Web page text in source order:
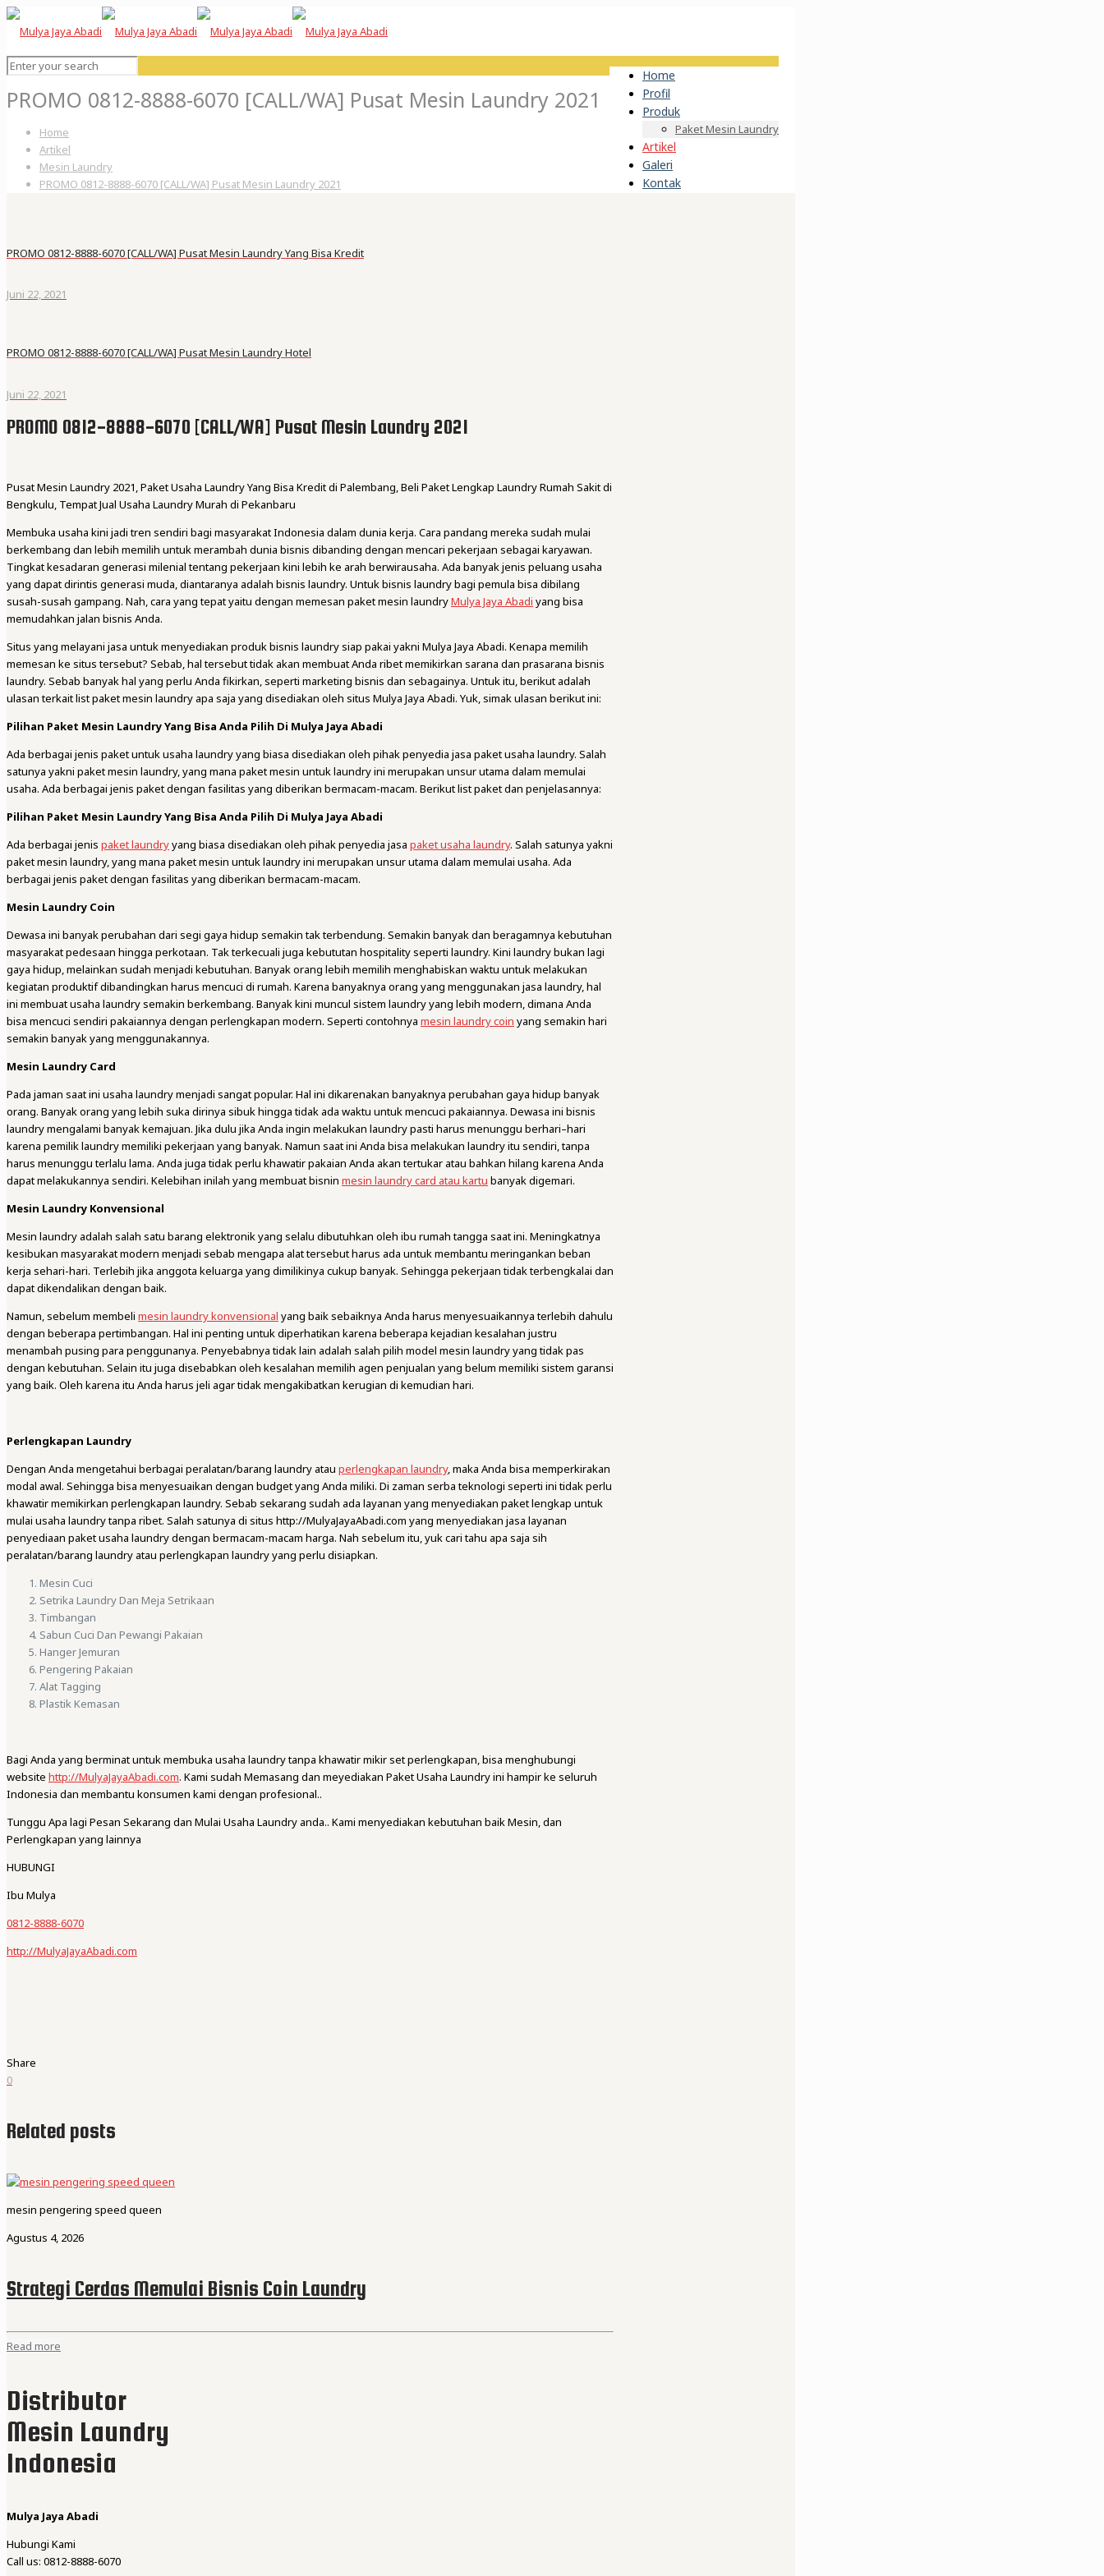
Home
Profil
Produk
Paket Mesin Laundry
Artikel
Galeri
Kontak
PROMO 0812-8888-6070 [CALL/WA] Pusat Mesin Laundry 2021
Home
Artikel
Mesin Laundry
PROMO 0812-8888-6070 [CALL/WA] Pusat Mesin Laundry 2021
PROMO 0812-8888-6070 [CALL/WA] Pusat Mesin Laundry Yang Bisa Kredit
Juni 22, 2021
PROMO 0812-8888-6070 [CALL/WA] Pusat Mesin Laundry Hotel
Juni 22, 2021
PROMO 0812-8888-6070 [CALL/WA] Pusat Mesin Laundry 2021
Pusat Mesin Laundry 2021, Paket Usaha Laundry Yang Bisa Kredit di Palembang, Beli Paket Lengkap Laundry Rumah Sakit di
Bengkulu, Tempat Jual Usaha Laundry Murah di Pekanbaru
Membuka usaha kini jadi tren sendiri bagi masyarakat Indonesia dalam dunia kerja. Cara pandang mereka sudah mulai
berkembang dan lebih memilih untuk merambah dunia bisnis dibanding dengan mencari pekerjaan sebagai karyawan.
Tingkat kesadaran generasi milenial tentang pekerjaan kini lebih ke arah berwirausaha. Ada banyak jenis peluang usaha
yang dapat dirintis generasi muda, diantaranya adalah bisnis laundry. Untuk bisnis laundry bagi pemula bisa dibilang
susah-susah gampang. Nah, cara yang tepat yaitu dengan memesan paket mesin laundryMulya Jaya Abadi yang bisa
memudahkan jalan bisnis Anda.
Situs yang melayani jasa untuk menyediakan produk bisnis laundry siap pakai yakni Mulya Jaya Abadi. Kenapa memilih
memesan ke situs tersebut? Sebab, hal tersebut tidak akan membuat Anda ribet memikirkan sarana dan prasarana bisnis
laundry. Sebab banyak hal yang perlu Anda fikirkan, seperti marketing bisnis dan sebagainya. Untuk itu, berikut adalah
ulasan terkait list paket mesin laundry apa saja yang disediakan oleh situs Mulya Jaya Abadi. Yuk, simak ulasan berikut ini:
Pilihan Paket Mesin Laundry Yang Bisa Anda Pilih Di Mulya Jaya Abadi
Ada berbagai jenis paket untuk usaha laundry yang biasa disediakan oleh pihak penyedia jasa paket usaha laundry. Salah
satunya yakni paket mesin laundry, yang mana paket mesin untuk laundry ini merupakan unsur utama dalam memulai
usaha. Ada berbagai jenis paket dengan fasilitas yang diberikan bermacam-macam. Berikut list paket dan penjelasannya:
Pilihan Paket Mesin Laundry Yang Bisa Anda Pilih Di Mulya Jaya Abadi
Ada berbagai jenis paket laundryyang biasa disediakan oleh pihak penyedia jasa paket usaha laundry. Salah satunya yakni
paket mesin laundry, yang mana paket mesin untuk laundry ini merupakan unsur utama dalam memulai usaha. Ada
berbagai jenis paket dengan fasilitas yang diberikan bermacam-macam.
Mesin Laundry Coin
Dewasa ini banyak perubahan dari segi gaya hidup semakin tak terbendung. Semakin banyak dan beragamnya kebutuhan
masyarakat pedesaan hingga perkotaan. Tak terkecuali juga kebututan hospitality seperti laundry. Kini laundry bukan lagi
gaya hidup, melainkan sudah menjadi kebutuhan. Banyak orang lebih memilih menghabiskan waktu untuk melakukan
kegiatan produktif dibandingkan harus mencuci di rumah. Karena banyaknya orang yang menggunakan jasa laundry, hal
ini membuat usaha laundry semakin berkembang. Banyak kini muncul sistem laundry yang lebih modern, dimana Anda
bisa mencuci sendiri pakaiannya dengan perlengkapan modern. Seperti contohnya mesin laundry coin yang semakin hari
semakin banyak yang menggunakannya.
Mesin Laundry Card
Pada jaman saat ini usaha laundry menjadi sangat popular. Hal ini dikarenakan banyaknya perubahan gaya hidup banyak
orang. Banyak orang yang lebih suka dirinya sibuk hingga tidak ada waktu untuk mencuci pakaiannya. Dewasa ini bisnis
laundry mengalami banyak kemajuan. Jika dulu jika Anda ingin melakukan laundry pasti harus menunggu berhari–hari
karena pemilik laundry memiliki pekerjaan yang banyak. Namun saat ini Anda bisa melakukan laundry itu sendiri, tanpa
harus menunggu terlalu lama. Anda juga tidak perlu khawatir pakaian Anda akan tertukar atau bahkan hilang karena Anda
dapat melakukannya sendiri. Kelebihan inilah yang membuat bisnin mesin laundry card atau kartu banyak digemari.
Mesin Laundry Konvensional
Mesin laundry adalah salah satu barang elektronik yang selalu dibutuhkan oleh ibu rumah tangga saat ini. Meningkatnya
kesibukan masyarakat modern menjadi sebab mengapa alat tersebut harus ada untuk membantu meringankan beban
kerja sehari-hari. Terlebih jika anggota keluarga yang dimilikinya cukup banyak. Sehingga pekerjaan tidak terbengkalai dan
dapat dikendalikan dengan baik.
Namun, sebelum membeli mesin laundry konvensional yang baik sebaiknya Anda harus menyesuaikannya terlebih dahulu
dengan beberapa pertimbangan. Hal ini penting untuk diperhatikan karena beberapa kejadian kesalahan justru
menambah pusing para penggunanya. Penyebabnya tidak lain adalah salah pilih model mesin laundry yang tidak pas
dengan kebutuhan. Selain itu juga disebabkan oleh kesalahan memilih agen penjualan yang belum memiliki sistem garansi
yang baik. Oleh karena itu Anda harus jeli agar tidak mengakibatkan kerugian di kemudian hari.
Perlengkapan Laundry
Dengan Anda mengetahui berbagai peralatan/barang laundry atau perlengkapan laundry, maka Anda bisa memperkirakan
modal awal. Sehingga bisa menyesuaikan dengan budget yang Anda miliki. Di zaman serba teknologi seperti ini tidak perlu
khawatir memikirkan perlengkapan laundry. Sebab sekarang sudah ada layanan yang menyediakan paket lengkap untuk
mulai usaha laundry tanpa ribet. Salah satunya di situs http://MulyaJayaAbadi.com yang menyediakan jasa layanan
penyediaan paket usaha laundry dengan bermacam-macam harga. Nah sebelum itu, yuk cari tahu apa saja sih
peralatan/barang laundry atau perlengkapan laundry yang perlu disiapkan.
Mesin Cuci
Setrika Laundry Dan Meja Setrikaan
Timbangan
Sabun Cuci Dan Pewangi Pakaian
Hanger Jemuran
Pengering Pakaian
Alat Tagging
Plastik Kemasan
Bagi Anda yang berminat untuk membuka usaha laundry tanpa khawatir mikir set perlengkapan, bisa menghubungi
website http://MulyaJayaAbadi.com. Kami sudah Memasang dan meyediakan Paket Usaha Laundry ini hampir ke seluruh
Indonesia dan membantu konsumen kami dengan profesional..
Tunggu Apa lagi Pesan Sekarang dan Mulai Usaha Laundry anda.. Kami menyediakan kebutuhan baik Mesin, dan
Perlengkapan yang lainnya
HUBUNGI
Ibu Mulya
0812-8888-6070
http://MulyaJayaAbadi.com
Share
0
Related posts
mesin pengering speed queen
Agustus 4, 2026
Strategi Cerdas Memulai Bisnis Coin Laundry
Read more
Distributor
Mesin Laundry
Indonesia
Mulya Jaya Abadi
Hubungi Kami
Call us: 0812-8888-6070